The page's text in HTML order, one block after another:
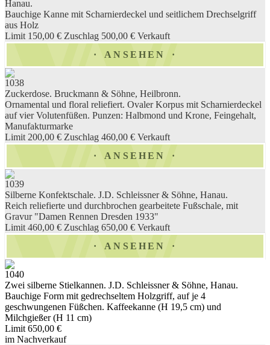
Hanau.
Bauchige Kanne mit Scharnierdeckel und seitlichem Drechselgriff
aus Holz
Limit 150,00 € Zuschlag 500,00 € Verkauft
ANSEHEN
1038
Zuckerdose. Bruckmann & Söhne, Heilbronn.
Ornamental und floral reliefiert. Ovaler Korpus mit Scharnierdeckel
auf vier Volutenfüßen. Punzen: Halbmond und Krone, Feingehalt,
Manufakturmarke
Limit 200,00 € Zuschlag 460,00 € Verkauft
ANSEHEN
1039
Silberne Konfektschale. J.D. Schleissner & Söhne, Hanau.
Reich reliefierte und durchbrochen gearbeitete Fußschale, mit
Gravur "Damen Rennen Dresden 1933"
Limit 460,00 € Zuschlag 650,00 € Verkauft
ANSEHEN
1040
Zwei silberne Stielkannen. J.D. Schleissner & Söhne, Hanau.
Bauchige Form mit gedrechseltem Holzgriff, auf je 4
geschwungenen Füßchen. Kaffeekanne (H 19,5 cm) und
Milchgießer (H 11 cm)
Limit 650,00 €
im Nachverkauf